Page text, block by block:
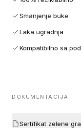
Smanjenje buke
Laka ugradnja
Kompatibilno sa
DOKUMENTACIJA
Sertifikat zelene